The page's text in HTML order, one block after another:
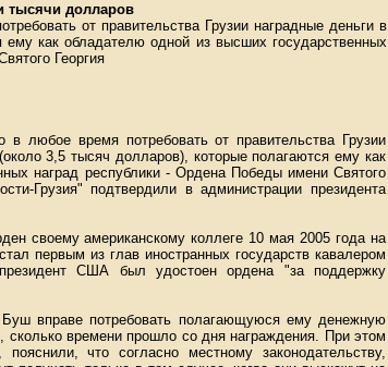
тысячи долларов
от правительства Грузии наградные деньги в
как обладателю одной из высших государственных
Георгия
время потребовать от правительства Грузии
3,5 тысяч долларов), которые полагаются ему как
наград республики - Ордена Победы имени Святого
Грузия" подтвердили в администрации президента
своему американскому коллеге 10 мая 2005 года на
первым из глав иностранных государств кавалером
США был удостоен ордена "за поддержку
вправе потребовать полагающуюся ему денежную
времени прошло со дня награждения. При этом
пояснили, что согласно местному законодательству,